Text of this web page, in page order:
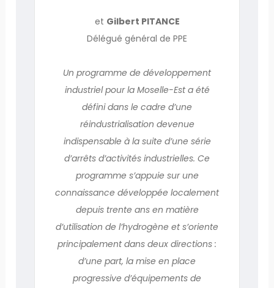
et Gilbert PITANCE
Délégué général de PPE
Un programme de développement
industriel pour la Moselle-Est a été
défini dans le cadre d’une
réindustrialisation devenue
indispensable à la suite d’une série
d’arrêts d’activités industrielles. Ce
programme s’appuie sur une
connaissance développée localement
depuis trente ans en matière
d’utilisation de l’hydrogène et s’oriente
principalement dans deux directions :
d’une part, la mise en place
progressive d’équipements de